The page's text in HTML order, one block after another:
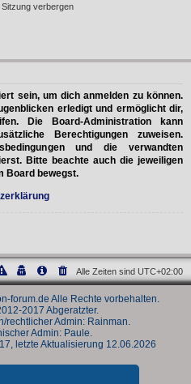
verbergen
sein, um dich anmelden zu können.
erledigt und ermöglicht dir,
Die Board-Administration kann
Berechtigungen zuweisen.
und die verwandten
Bitte beachte auch die jeweiligen
Board bewegst.
Alle Zeiten sind UTC+02:00
forum.de Alle Rechte vorbehalten.
2017 Abgeratzter.
Admin: Rainman.
Admin: Paule.
letzte Aktualisierung 12.06.2026